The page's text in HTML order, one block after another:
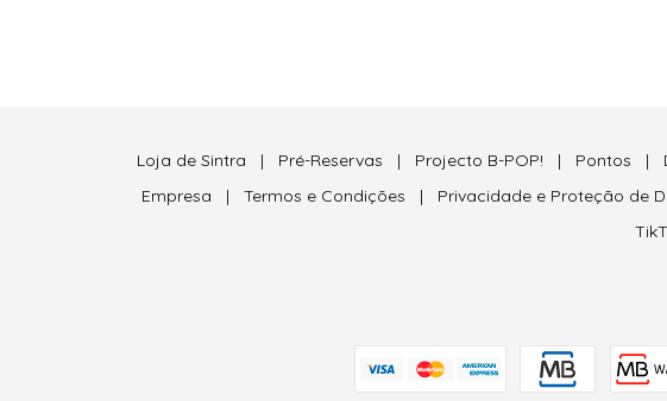
Loja de Sintra | Pré-Reservas | Projecto B-POP! | Pontos |
Empresa | Termos e Condições | Privacidade e Proteção de